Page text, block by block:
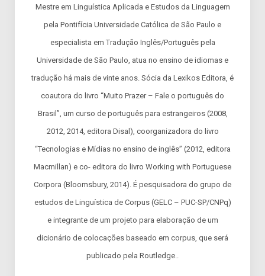
Mestre em Linguística Aplicada e Estudos da Linguagem
pela Pontifícia Universidade Católica de São Paulo e
especialista em Tradução Inglês/Português pela
Universidade de São Paulo, atua no ensino de idiomas e
tradução há mais de vinte anos. Sócia da Lexikos Editora, é
coautora do livro “Muito Prazer – Fale o português do
Brasil”, um curso de português para estrangeiros (2008,
2012, 2014, editora Disal), coorganizadora do livro
“Tecnologias e Mídias no ensino de inglês” (2012, editora
Macmillan) e co- editora do livro Working with Portuguese
Corpora (Bloomsbury, 2014). É pesquisadora do grupo de
estudos de Linguística de Corpus (GELC – PUC-SP/CNPq)
e integrante de um projeto para elaboração de um
dicionário de colocações baseado em corpus, que será
publicado pela Routledge..